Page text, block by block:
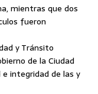
mientras que dos
fueron
y Tránsito
de la Ciudad
integridad de las y